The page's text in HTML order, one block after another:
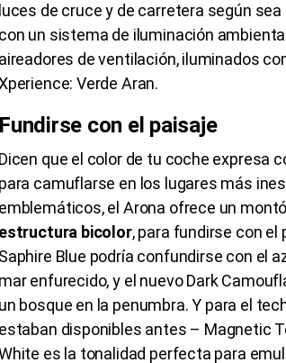
luces de cruce y de carretera según
con un sistema de iluminación
aireadores de ventilación, iluminados
Verde Aran.
Fundirse con el paisaje
Dicen que el color de tu coche expresa
para camuflarse en los lugares más
emblemáticos, el Arona ofrece un
estructura bicolor, para fundirse con el
Saphire Blue podría confundirse con el
mar enfurecido, y el nuevo Dark
un bosque en la penumbra. Y para el
estaban disponibles antes – Magnetic
es la tonalidad perfecta para